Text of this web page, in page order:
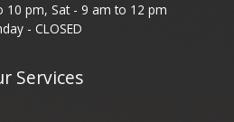
10 pm, Sat - 9 am to 12 pm
- CLOSED
Services